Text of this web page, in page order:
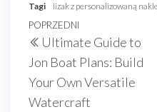
Tagi lizak z personalizowaną
Nawigacja
wpisu
Poprzedni
wpis
POPRZEDNI
Ultimate Guide to
Jon Boat Plans: Build
Your Own Versatile
Watercraft